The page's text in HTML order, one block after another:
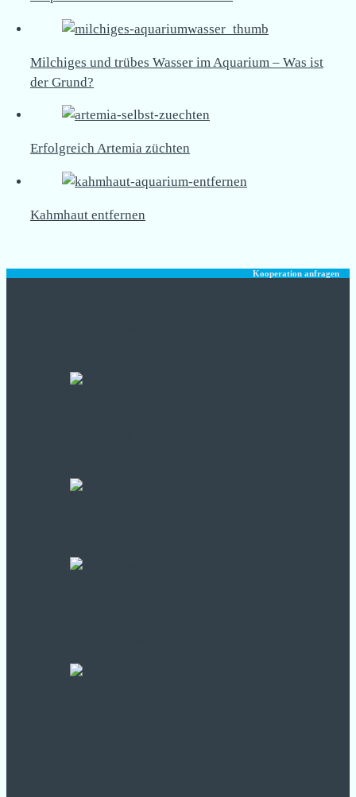
Milchiges und trübes Wasser im Aquarium – Was ist
der Grund?
Erfolgreich Artemia züchten
Kahmhaut entfernen
Kooperation anfragen